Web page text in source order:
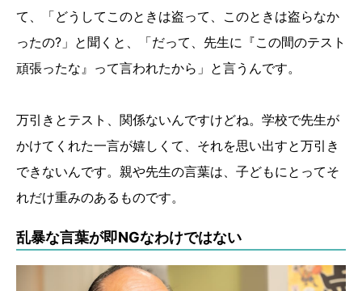
て、「どうしてこのときは盗って、このときは盗らなか
ったの?」と聞くと、「だって、先生に『この間のテスト
頑張ったな』って言われたから」と言うんです。
万引きとテスト、関係ないんですけどね。学校で先生が
かけてくれた一言が嬉しくて、それを思い出すと万引き
できないんです。親や先生の言葉は、子どもにとってそ
れだけ重みのあるものです。
乱暴な言葉が即NGなわけではない